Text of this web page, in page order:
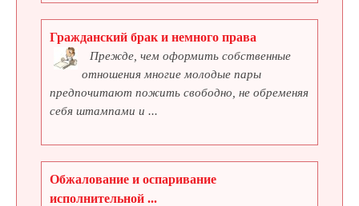
Гражданский брак и немного права
Прежде, чем оформить собственные
отношения многие молодые пары
предпочитают пожить свободно, не обременяя
себя штампами и ...
Обжалование и оспаривание
исполнительной ...